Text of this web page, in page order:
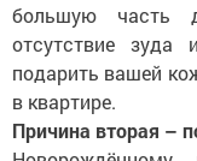
большую часть
отсутствие
подарить вашей
в квартире.
Причина вторая –